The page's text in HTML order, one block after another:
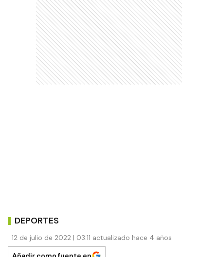
DEPORTES
12 de julio de 2022 | 03:11 actualizado hace 4 años